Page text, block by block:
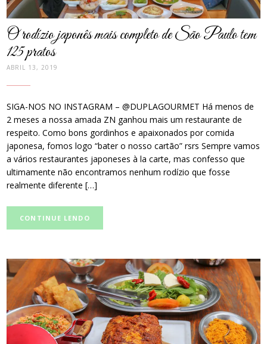
O rodízio japonês mais completo de São Paulo tem
125 pratos
ABRIL 13, 2019
SIGA-NOS NO INSTAGRAM – @DUPLAGOURMET Há menos de
2 meses a nossa amada ZN ganhou mais um restaurante de
respeito. Como bons gordinhos e apaixonados por comida
japonesa, fomos logo “bater o nosso cartão” rsrs Sempre vamos
a vários restaurantes japoneses à la carte, mas confesso que
ultimamente não encontramos nenhum rodízio que fosse
realmente diferente […]
CONTINUE LENDO
post
thumbnail